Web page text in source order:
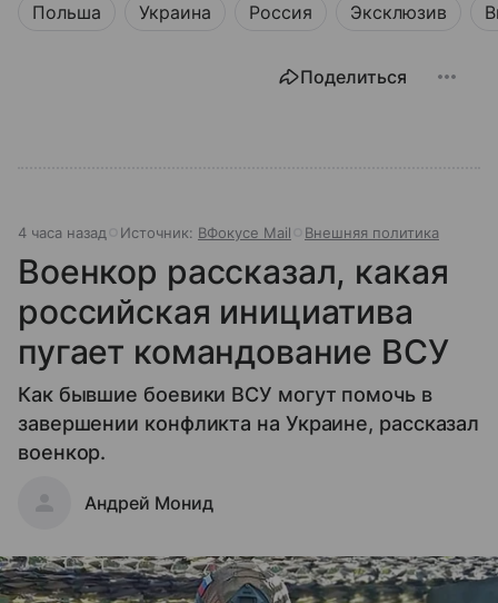
Польша Украина Россия Эксклюзив
Поделиться
4 часа назад Источник: ВФокусе Mail Внешняя политика
Военкор рассказал, какая
российская инициатива
пугает командование ВСУ
Как бывшие боевики ВСУ могут помочь в
завершении конфликта на Украине, рассказал
военкор.
Андрей Монид